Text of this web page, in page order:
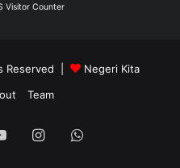
Visitor Counter
Reserved |
Negeri Kita
Team
YouTubeInstagramWhatsApp